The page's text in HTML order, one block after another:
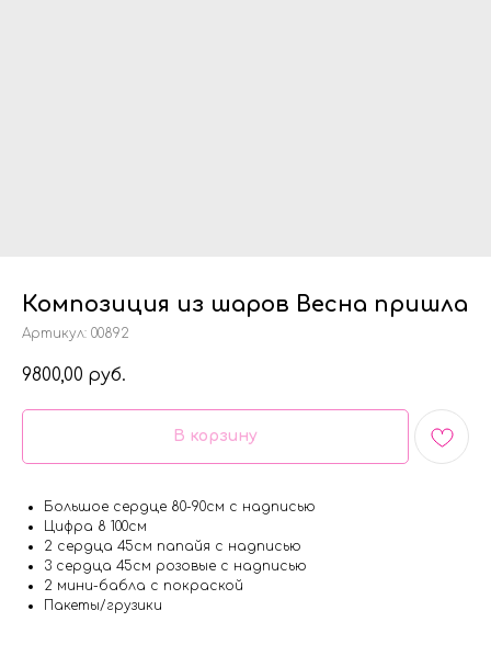
Композиция из шаров Весна пришла
Артикул: 00892
9800,00 руб.
В корзину
Большое сердце 80-90см с надписью
Цифра 8 100см
2 сердца 45см папайя с надписью
3 сердца 45см розовые с надписью
2 мини-бабла с покраской
Пакеты/грузики